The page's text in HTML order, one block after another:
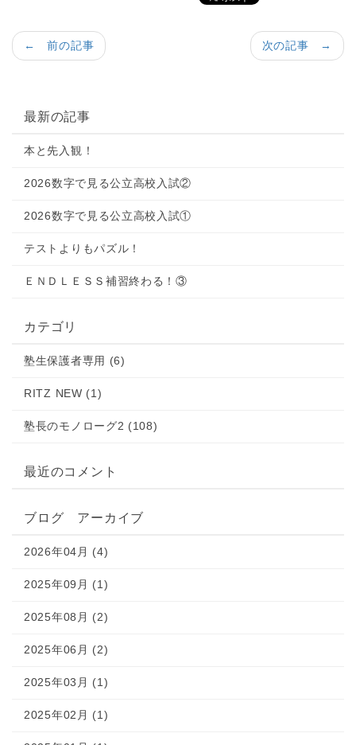
次の記事 →
← 前の記事
最新の記事
本と先入観！
2026数字で見る公立高校入試②
2026数字で見る公立高校入試①
テストよりもパズル！
ＥＮＤＬＥＳＳ補習終わる！③
カテゴリ
塾生保護者専用 (6)
RITZ NEW (1)
塾長のモノローグ2 (108)
最近のコメント
ブログ アーカイブ
2026年04月 (4)
2025年09月 (1)
2025年08月 (2)
2025年06月 (2)
2025年03月 (1)
2025年02月 (1)